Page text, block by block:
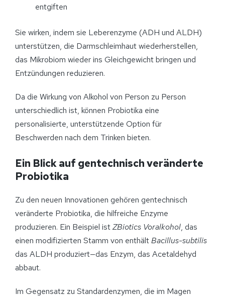
entgiften
Sie wirken, indem sie Leberenzyme (ADH und ALDH)
unterstützen, die Darmschleimhaut wiederherstellen,
das Mikrobiom wieder ins Gleichgewicht bringen und
Entzündungen reduzieren.
Da die Wirkung von Alkohol von Person zu Person
unterschiedlich ist, können Probiotika eine
personalisierte, unterstützende Option für
Beschwerden nach dem Trinken bieten.
Ein Blick auf gentechnisch veränderte
Probiotika
Zu den neuen Innovationen gehören gentechnisch
veränderte Probiotika, die hilfreiche Enzyme
produzieren. Ein Beispiel istZBiotics Voralkohol, das
einen modifizierten Stamm von enthältBacillus-subtilis
das ALDH produziert—das Enzym, das Acetaldehyd
abbaut.
Im Gegensatz zu Standardenzymen, die im Magen